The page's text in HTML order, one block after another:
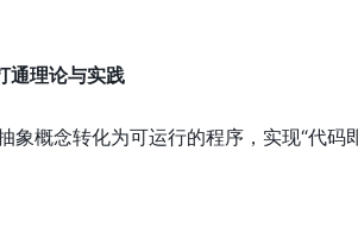
通理论与实践
概念转化为可运行的程序，实现“代码